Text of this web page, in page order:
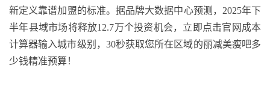
新定义靠谱加盟的标准。据品牌大数据中心预测， 2025年下
半年县域市场将释放12.7万个投资机会，立即点击官网成本
计算器输入城市级别， 30秒获取您所在区域的丽减美瘦吧多
少钱精准预算！